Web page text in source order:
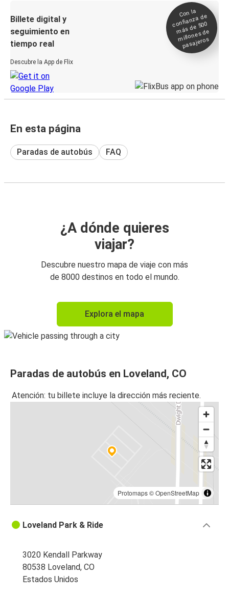
Billete digital y
seguimiento en
tiempo real
Descubre la App de Flix
Con la
confianza de
más de 500
millones de
pasajeros
En esta página
Paradas de autobús FAQ
¿A dónde quieres
viajar?
Descubre nuestro mapa de viaje con más
de 8000 destinos en todo el mundo.
Explora el mapa
Paradas de autobús en Loveland, CO
Atención: tu billete incluye la dirección más reciente.
Protomaps©OpenStreetMap
Loveland Park & Ride
3020 Kendall Parkway
80538 Loveland, CO
Estados Unidos